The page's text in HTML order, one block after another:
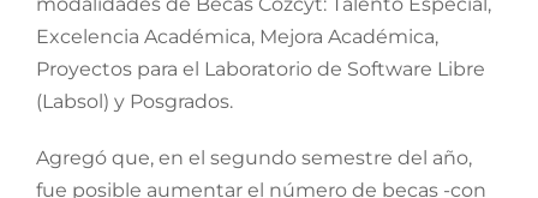
Excelencia Académica, Mejora Académica,
Proyectos para el Laboratorio de Software Libre
(Labsol) y Posgrados.
Agregó que, en el segundo semestre del año,
fue posible aumentar el número de becas -con